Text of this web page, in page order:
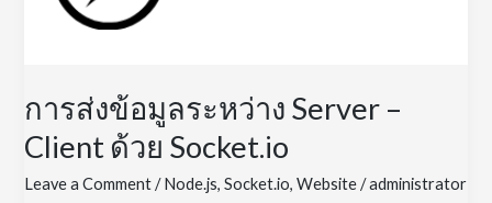
การส่งข้อมูลระหว่าง Server –
Client ด้วย Socket.io
Leave a Comment /Node.js,Socket.io,Website/administrator